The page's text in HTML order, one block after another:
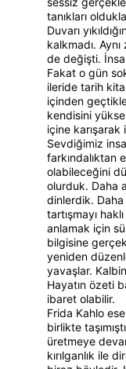
tanıkları
Duvarı
kalkmadı.
de değişti.
Fakat o gün
ileride tarih
içinden
kendisini
içine karışarak
Sevdiğimiz
farkındalıktan
olabileceğini
olurduk. Daha
dinlerdik.
tartışmayı
anlamak için
bilgisine
yeniden
yavaşlar.
Hayatın özeti
ibaret olabilir.
Frida Kahlo
birlikte
üretmeye
kırılganlık ile